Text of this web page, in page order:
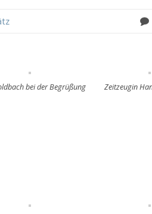
bei der Begrüßung Zeitzeugin